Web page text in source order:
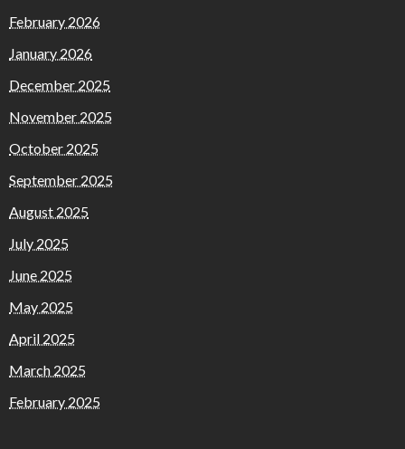
February 2026
January 2026
December 2025
November 2025
October 2025
September 2025
August 2025
July 2025
June 2025
May 2025
April 2025
March 2025
February 2025